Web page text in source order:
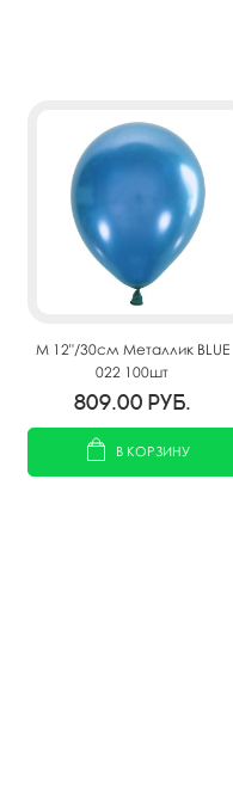
M 12"/30см Металлик BLUE
022 100шт
809.00 руб.
В КОРЗИНУ